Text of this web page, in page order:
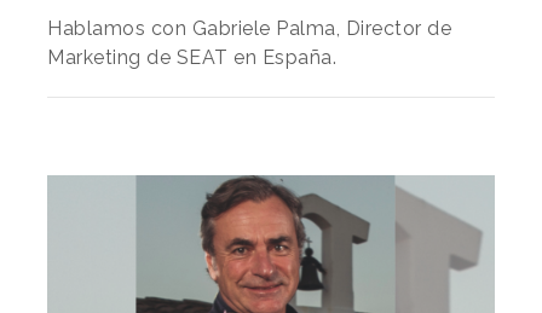
Hablamos con Gabriele Palma, Director de
Marketing de SEAT en España.